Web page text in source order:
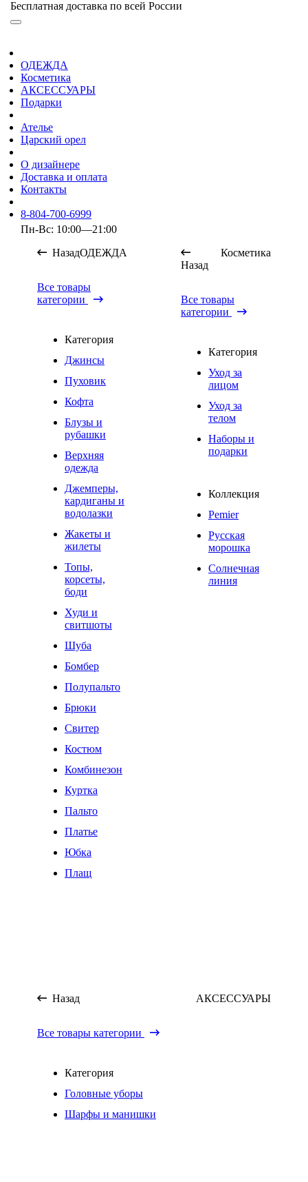
Бесплатная доставка по всей России
ОДЕЖДА
Косметика
АКСЕССУАРЫ
Подарки
Ателье
Царский орел
О дизайнере
Доставка и оплата
Контакты
8-804-700-6999
Пн-Вс: 10:00—21:00
НазадОДЕЖДА
Все товары
категории
Категория
Джинсы
Пуховик
Кофта
Блузы и
рубашки
Верхняя
одежда
Джемперы,
кардиганы и
водолазки
Жакеты и
жилеты
Топы,
корсеты,
боди
Худи и
свитшоты
Шуба
Бомбер
Полупальто
Брюки
Свитер
Костюм
Комбинезон
Куртка
Пальто
Платье
Юбка
Плащ
Назад
Косметика
Все товары
категории
Категория
Уход за
лицом
Уход за
телом
Наборы и
подарки
Коллекция
Pemier
Русская
морошка
Солнечная
линия
Назад АКСЕССУАРЫ
Все товары категории
Категория
Головные уборы
Шарфы и манишки